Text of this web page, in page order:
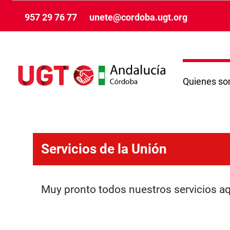
957 29 76 77 unete@cordoba.ugt.org
Quienes
Servicios de la Unión
Muy pronto todos nuestros servicios